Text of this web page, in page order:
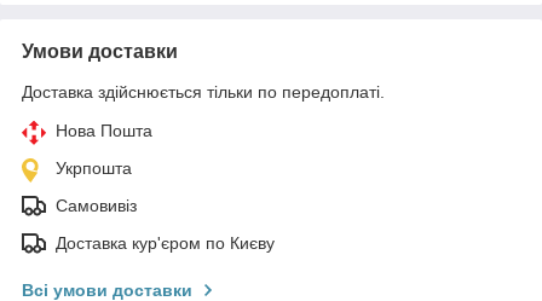
Умови доставки
Доставка здійснюється тільки по передоплаті.
Нова Пошта
Укрпошта
Самовивіз
Доставка кур'єром по Києву
Всі умови доставки